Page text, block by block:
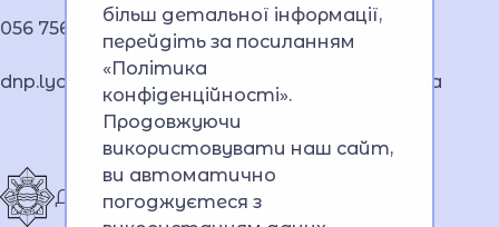
056 756 46 32
dnp.lyceum.bsnpv.mvs@lyceum-dnp.mvs.gov.ua
Дніпровський ліцей МВС
більш детальної інформації,
перейдіть за посиланням
«Політика
конфіденційності».
Продовжуючи
використовувати наш сайт,
ви автоматично
погоджуєтеся з